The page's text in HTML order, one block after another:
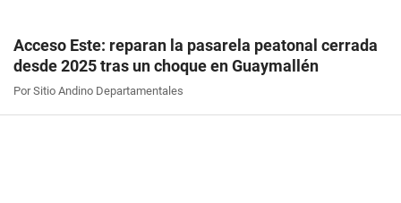
Acceso Este: reparan la pasarela peatonal cerrada
desde 2025 tras un choque en Guaymallén
Por Sitio Andino Departamentales